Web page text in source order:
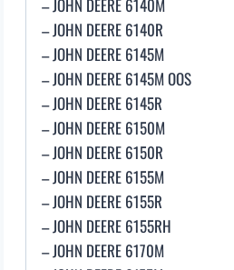
– JOHN DEERE 6140M
– JOHN DEERE 6140R
– JOHN DEERE 6145M
– JOHN DEERE 6145M OOS
– JOHN DEERE 6145R
– JOHN DEERE 6150M
– JOHN DEERE 6150R
– JOHN DEERE 6155M
– JOHN DEERE 6155R
– JOHN DEERE 6155RH
– JOHN DEERE 6170M